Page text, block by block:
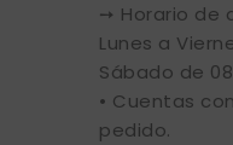
➙ Horario de
Lunes a
Sábado de
• Cuentas
pedido.